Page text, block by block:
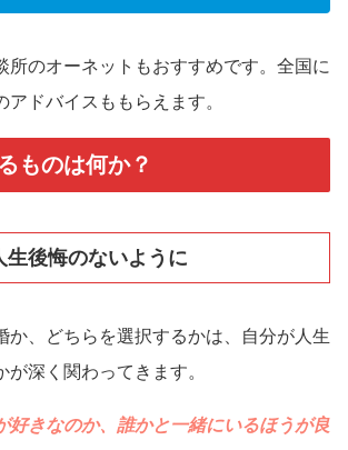
所のオーネットもおすすめです。全国に
アドバイスももらえます。
ものは何か？
生後悔のないように
か、どちらを選択するかは、自分が人生
が深く関わってきます。
好きなのか、誰かと一緒にいるほうが良